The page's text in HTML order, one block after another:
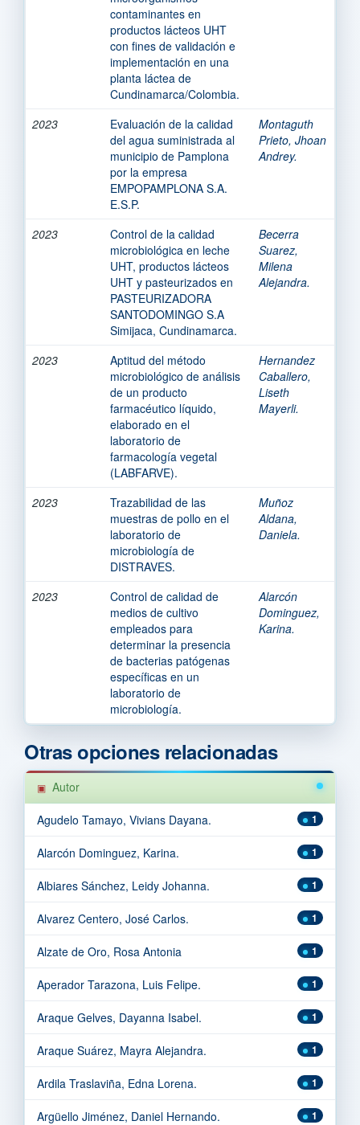
contaminantes en
productos lácteos UHT
con fines de validación e
implementación en una
planta láctea de
Cundinamarca/Colombia.
2023
Evaluación de la calidad
del agua suministrada al
municipio de Pamplona
por la empresa
EMPOPAMPLONA S.A.
E.S.P.
Montaguth
Prieto, Jhoan
Andrey.
2023
Control de la calidad
microbiológica en leche
UHT, productos lácteos
UHT y pasteurizados en
PASTEURIZADORA
SANTODOMINGO S.A
Simijaca, Cundinamarca.
Becerra
Suarez,
Milena
Alejandra.
2023
Aptitud del método
microbiológico de análisis
de un producto
farmacéutico líquido,
elaborado en el
laboratorio de
farmacología vegetal
(LABFARVE).
Hernandez
Caballero,
Liseth
Mayerli.
2023
Trazabilidad de las
muestras de pollo en el
laboratorio de
microbiología de
DISTRAVES.
Muñoz
Aldana,
Daniela.
2023
Control de calidad de
medios de cultivo
empleados para
determinar la presencia
de bacterias patógenas
específicas en un
laboratorio de
microbiología.
Alarcón
Dominguez,
Karina.
Otras opciones relacionadas
Autor
1
Agudelo Tamayo, Vivians Dayana.
1
Alarcón Dominguez, Karina.
1
Albiares Sánchez, Leidy Johanna.
1
Alvarez Centero, José Carlos.
1
Alzate de Oro, Rosa Antonia
1
Aperador Tarazona, Luis Felipe.
1
Araque Gelves, Dayanna Isabel.
1
Araque Suárez, Mayra Alejandra.
1
Ardila Traslaviña, Edna Lorena.
1
Argüello Jiménez, Daniel Hernando.